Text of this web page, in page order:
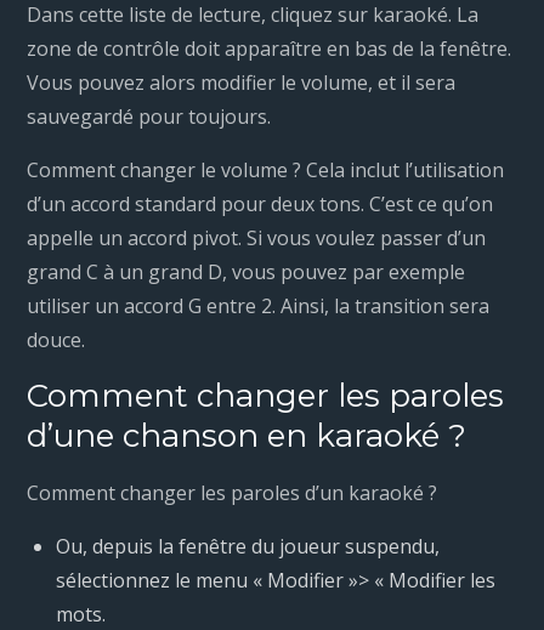
Dans cette liste de lecture, cliquez sur karaoké. La
zone de contrôle doit apparaître en bas de la fenêtre.
Vous pouvez alors modifier le volume, et il sera
sauvegardé pour toujours.
Comment changer le volume ? Cela inclut l’utilisation
d’un accord standard pour deux tons. C’est ce qu’on
appelle un accord pivot. Si vous voulez passer d’un
grand C à un grand D, vous pouvez par exemple
utiliser un accord G entre 2. Ainsi, la transition sera
douce.
Comment changer les paroles
d’une chanson en karaoké ?
Comment changer les paroles d’un karaoké ?
Ou, depuis la fenêtre du joueur suspendu,
sélectionnez le menu « Modifier »> « Modifier les
mots.